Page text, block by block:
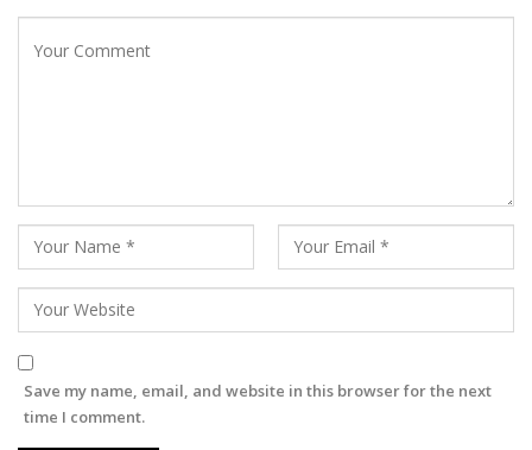
Save my name, email, and website in this browser for the next
time I comment.